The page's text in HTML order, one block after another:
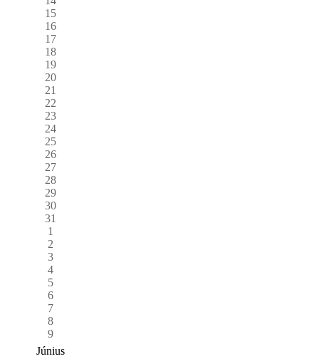
15
16
17
18
19
20
21
22
23
24
25
26
27
28
29
30
31
1
2
3
4
5
6
7
8
9
Június